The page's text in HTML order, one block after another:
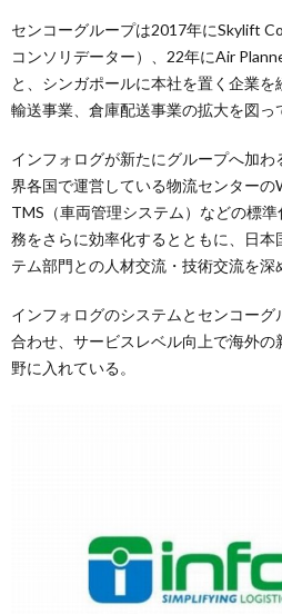
センコーグループは2017年にSkylift
コンソリデーター）、22年にAir
と、シンガポールに本社を置く企業
輸送事業、倉庫配送事業の拡大を図っ
インフォログが新たにグループへ加
界各国で運営している物流センター
TMS（車両管理システム）などの標
務をさらに効率化するとともに、日本
テム部門との人材交流・技術交流を深
インフォログのシステムとセンコー
合わせ、サービスレベル向上で海外の
野に入れている。